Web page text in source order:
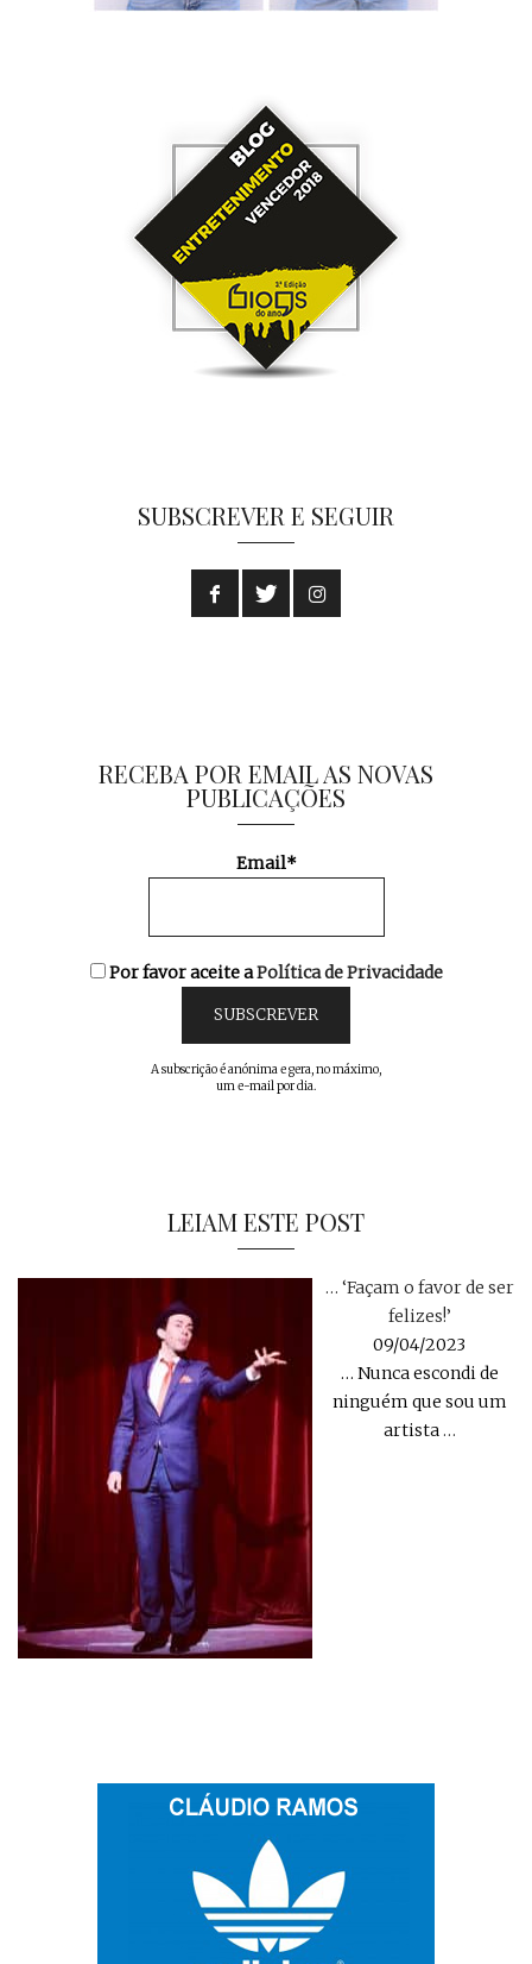
SUBSCREVER E SEGUIR
RECEBA POR EMAIL AS NOVAS
PUBLICAÇÕES
Email*
Por favor aceite aPolítica de Privacidade
A subscrição é anónima e gera, no máximo,
um e-mail por dia.
LEIAM ESTE POST
… ‘Façam o favor de ser
felizes!’
09/04/2023
… Nunca escondi de
ninguém que sou um
artista …